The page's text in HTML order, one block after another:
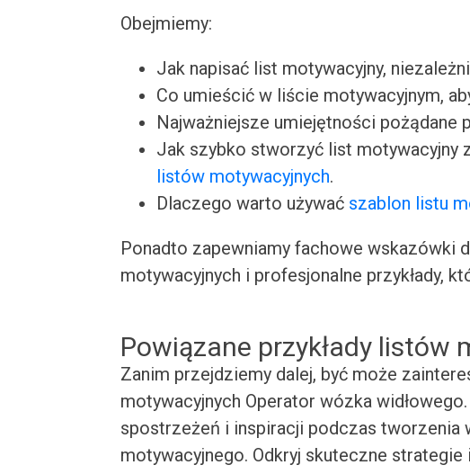
Obejmiemy:
Jak napisać list motywacyjny,
Co umieścić w liście motywacyjnym,
Najważniejsze umiejętności pożądane
Jak szybko stworzyć list motywacyjny
listów motywacyjnych.
Dlaczego warto używać szablon listu
Ponadto zapewniamy fachowe wskazówki
motywacyjnych i profesjonalne przykłady,
Powiązane przykłady listów
Zanim przejdziemy dalej, być może
motywacyjnych Operator wózka
spostrzeżeń i inspiracji podczas tworzenia
motywacyjnego. Odkryj skuteczne